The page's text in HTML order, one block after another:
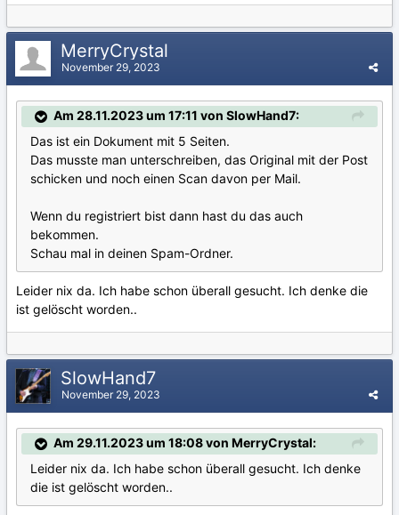
MerryCrystal
November 29, 2023
Am 28.11.2023 um 17:11 von SlowHand7:
Das ist ein Dokument mit 5 Seiten.
Das musste man unterschreiben, das Original mit der Post
schicken und noch einen Scan davon per Mail.
Wenn du registriert bist dann hast du das auch
bekommen.
Schau mal in deinen Spam-Ordner.
Leider nix da. Ich habe schon überall gesucht. Ich denke die
ist gelöscht worden..
SlowHand7
November 29, 2023
Am 29.11.2023 um 18:08 von MerryCrystal:
Leider nix da. Ich habe schon überall gesucht. Ich denke
die ist gelöscht worden..